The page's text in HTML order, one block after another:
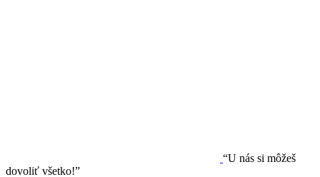
“U nás si môžeš
dovoliť všetko!”